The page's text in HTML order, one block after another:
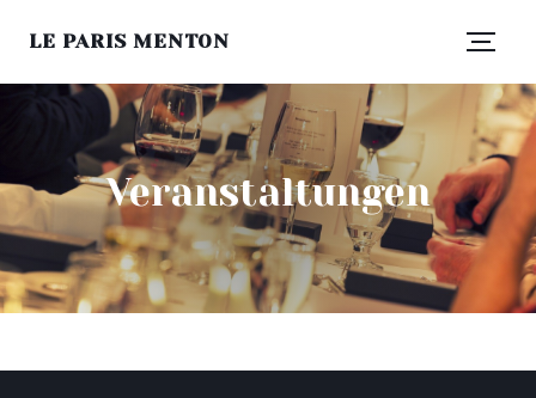
LE PARIS MENTON
Veranstaltungen